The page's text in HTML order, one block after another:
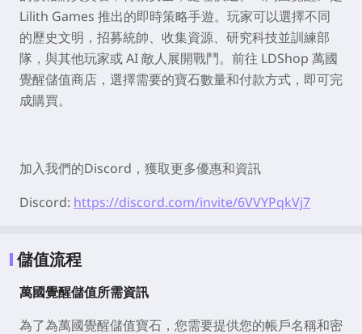
Lilith Games 推出的即時策略手遊。玩家可以選擇不同
的歷史文明，招募統帥、收集資源、研究科技並訓練部
隊，與其他玩家或 AI 敵人展開戰鬥。前往 LDShop 萬國
覺醒儲值商店，選擇需要的寶石數量和付款方式，即可完
成購買。
加入我們的Discord，獲取更多優惠和資訊
Discord: https://discord.com/invite/6VVYPqkVj7
儲值流程
萬國覺醒儲值所需資訊
為了為萬國覺醒儲值寶石，您需要提供您的帳戶名稱和密